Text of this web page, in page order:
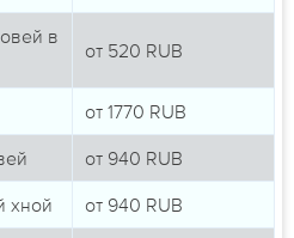
в
от 520 RUB
от 1770 RUB
от 940 RUB
хной от 940 RUB